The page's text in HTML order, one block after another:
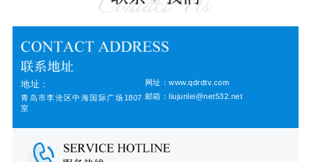
地址：
青岛市李沧区中海国际广场1807
室
网址：www.qdrdtv.com
邮箱：liujunlei@net532.net